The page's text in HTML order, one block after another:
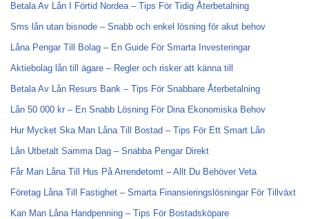
Betala Av Lån I Förtid Nordea – Tips För Tidig Återbetalning
Sms lån utan bisnode – Snabb och enkel lösning för akut behov
Låna Pengar Till Bolag – En Guide För Smarta Investeringar
Aktiebolag lån till ägare – Regler och risker att känna till
Betala Av Lån Resurs Bank – Tips För Snabbare Återbetalning
Lån 50 000 kr – En Snabb Lösning För Dina Ekonomiska Behov
Hur Mycket Ska Man Låna Till Bostad – Tips För Ett Smart Lån
Lån Utbetalt Samma Dag – Snabba Pengar Direkt
Får Man Låna Till Hus På Arrendetomt – Allt Du Behöver Veta
Företag Låna Till Fastighet – Smarta Finansieringslösningar För Tillväxt
Kan Man Låna Handpenning – Tips För Bostadsköpare